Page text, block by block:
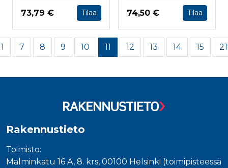
Hinta nyt
73,79 € Tilaa Hinta nyt
74,50 € Tilaa
1 7 8 9 10 11 12 13 14 15 21
Rakennustieto
Toimisto:
Malminkatu 16 A, 8. krs, 00100 Helsinki (toimipisteessä